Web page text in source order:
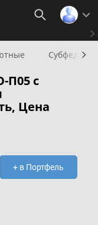
П05 с
Цена
+ в Портфель